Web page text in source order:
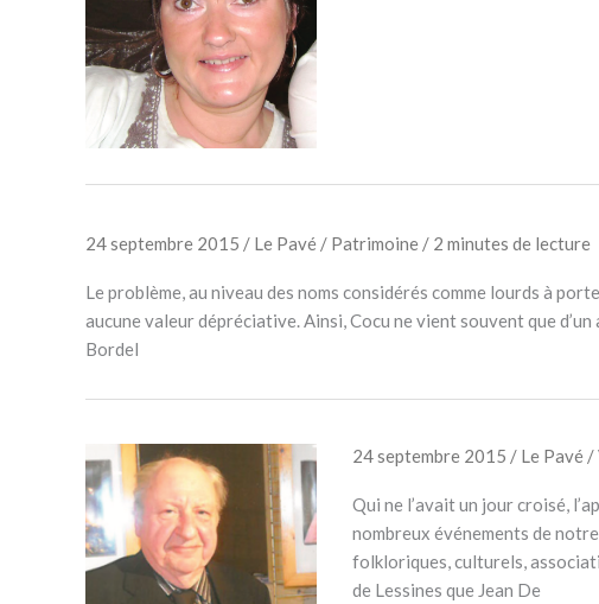
24 septembre 2015 / Le Pavé / Patrimoine / 2 minutes de lecture
Le problème, au niveau des noms considérés comme lourds à
aucune valeur dépréciative. Ainsi, Cocu ne vient souvent que
Bordel
24 septembre 2015 / Le Pavé /
Qui ne l’avait un jour croisé,
nombreux événements de
folkloriques, culturels,
de Lessines que Jean De